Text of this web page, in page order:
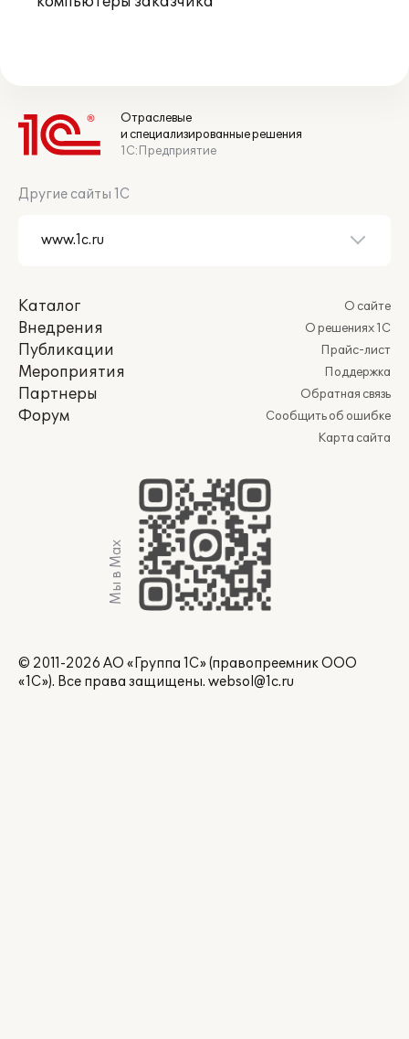
Отраслевые
и специализированные решения
1С:Предприятие
Другие сайты 1С
Каталог
Внедрения
Публикации
Мероприятия
Партнеры
Форум
О сайте
О решениях 1С
Прайс-лист
Поддержка
Обратная связь
Сообщить об ошибке
Карта сайта
Мы в Max
© 2011-2026 АО «Группа 1С» (правопреемник ООО
«1С»). Все права защищены. websol@1c.ru